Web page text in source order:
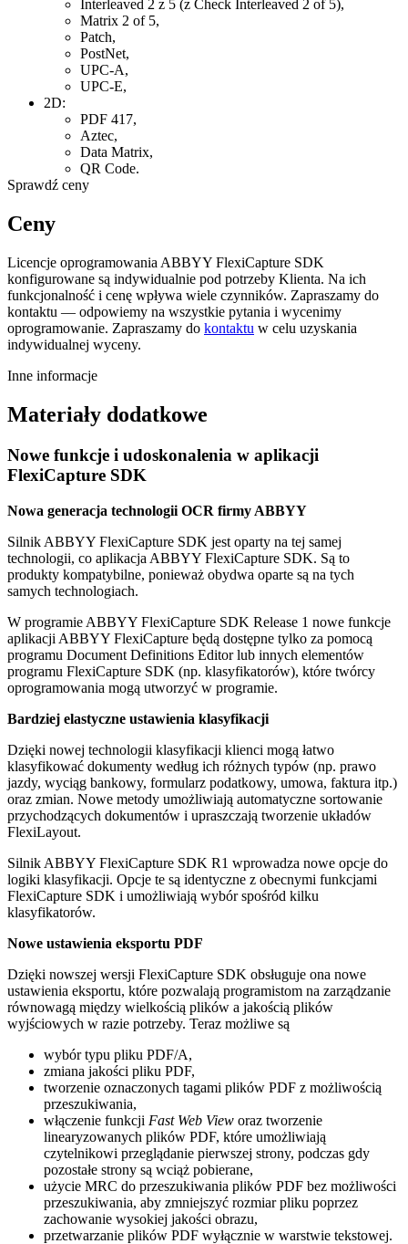
Interleaved 2 z 5 (z Check Interleaved 2 of 5),
Matrix 2 of 5,
Patch,
PostNet,
UPC-A,
UPC-E,
2D:
PDF 417,
Aztec,
Data Matrix,
QR Code.
Sprawdź ceny
Ceny
Licencje oprogramowania ABBYY FlexiCapture SDK
konfigurowane są indywidualnie pod potrzeby Klienta. Na ich
funkcjonalność i cenę wpływa wiele czynników. Zapraszamy do
kontaktu — odpowiemy na wszystkie pytania i wycenimy
oprogramowanie. Zapraszamy do kontaktu w celu uzyskania
indywidualnej wyceny.
Inne informacje
Materiały dodatkowe
Nowe funkcje i udoskonalenia w aplikacji
FlexiCapture SDK
Nowa generacja technologii OCR firmy ABBYY
Silnik ABBYY FlexiCapture SDK jest oparty na tej samej
technologii, co aplikacja ABBYY FlexiCapture SDK. Są to
produkty kompatybilne, ponieważ obydwa oparte są na tych
samych technologiach.
W programie ABBYY FlexiCapture SDK Release 1 nowe funkcje
aplikacji ABBYY FlexiCapture będą dostępne tylko za pomocą
programu Document Definitions Editor lub innych elementów
programu FlexiCapture SDK (np. klasyfikatorów), które twórcy
oprogramowania mogą utworzyć w programie.
Bardziej elastyczne ustawienia klasyfikacji
Dzięki nowej technologii klasyfikacji klienci mogą łatwo
klasyfikować dokumenty według ich różnych typów (np. prawo
jazdy, wyciąg bankowy, formularz podatkowy, umowa, faktura itp.)
oraz zmian. Nowe metody umożliwiają automatyczne sortowanie
przychodzących dokumentów i upraszczają tworzenie układów
FlexiLayout.
Silnik ABBYY FlexiCapture SDK R1 wprowadza nowe opcje do
logiki klasyfikacji. Opcje te są identyczne z obecnymi funkcjami
FlexiCapture SDK i umożliwiają wybór spośród kilku
klasyfikatorów.
Nowe ustawienia eksportu PDF
Dzięki nowszej wersji FlexiCapture SDK obsługuje ona nowe
ustawienia eksportu, które pozwalają programistom na zarządzanie
równowagą między wielkością plików a jakością plików
wyjściowych w razie potrzeby. Teraz możliwe są
wybór typu pliku PDF/A,
zmiana jakości pliku PDF,
tworzenie oznaczonych tagami plików PDF z możliwością
przeszukiwania,
włączenie funkcji Fast Web View oraz tworzenie
linearyzowanych plików PDF, które umożliwiają
czytelnikowi przeglądanie pierwszej strony, podczas gdy
pozostałe strony są wciąż pobierane,
użycie MRC do przeszukiwania plików PDF bez możliwości
przeszukiwania, aby zmniejszyć rozmiar pliku poprzez
zachowanie wysokiej jakości obrazu,
przetwarzanie plików PDF wyłącznie w warstwie tekstowej.